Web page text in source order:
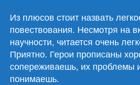
Из плюсов стоит назвать
повествования. Несмотря на
научности, читается очень
Приятно. Герои прописаны
сопереживаешь, их проблемы
понимаешь.